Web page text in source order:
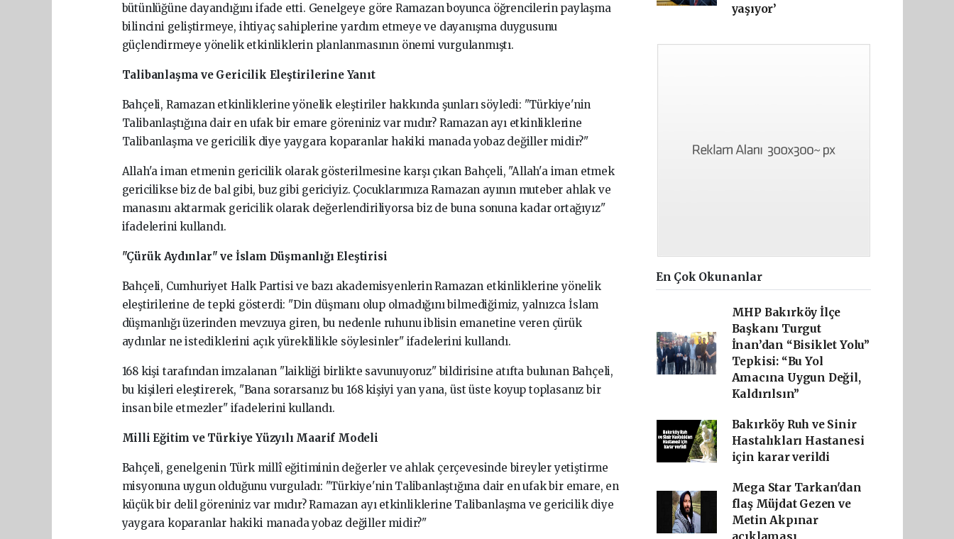
bütünlüğüne dayandığını ifade etti. Genelgeye göre Ramazanboyunca öğrencilerin paylaşma
bilincini geliştirmeye, ihtiyaç sahiplerineyardım etmeyeve dayanışma duygusunu
güçlendirmeyeyönelik etkinliklerin planlanmasının önemi vurgulanmıştı.
Talibanlaşmave Gericilik Eleştirilerine Yanıt
Bahçeli, Ramazan etkinliklerineyönelik eleştiriler hakkında şunları söyledi: "Türkiye'nin
Talibanlaştığına dair en ufakbir emare göreniniz var mıdır? Ramazan ayı etkinliklerine
Talibanlaşmave gericilik diyeyaygarakoparanlar hakiki manadayobaz değiller midir?"
Allah'a iman etmenin gericilik olarak gösterilmesinekarşı çıkanBahçeli, "Allah'a iman etmek
gericiliksebiz debal gibi,buz gibi gericiyiz. ÇocuklarımızaRamazan ayının muteber ahlak ve
manasını aktarmak gericilik olarak değerlendiriliyorsabiz debuna sonunakadar ortağıyız"
ifadelerinikullandı.
"ÇürükAydınlar"ve İslam Düşmanlığı Eleştirisi
Bahçeli, Cumhuriyet Halk Partisivebazı akademisyenlerinRamazan etkinliklerineyönelik
eleştirilerine detepki gösterdi: "Din düşmanı olup olmadığınıbilmediğimiz,yalnızcaİslam
düşmanlığıüzerinden mevzuya giren,bu nedenle ruhunuiblisin emanetine veren çürük
aydınlar neistediklerini açıkyüreklilikle söylesinler" ifadelerinikullandı.
168 kişi tarafından imzalanan "laikliğibirlikte savunuyoruz"bildirisine atıftabulunan Bahçeli,
bu kişileri eleştirerek, "Bana sorarsanızbu 168kişiyiyanyana, üstüstekoyuptoplasanızbir
insanbile etmezler" ifadelerinikullandı.
Milli Eğitimve Türkiye Yüzyılı Maarif Modeli
Bahçeli, genelgenin Türk millî eğitiminin değerler ve ahlak çerçevesindebireyleryetiştirme
misyonuna uygun olduğunu vurguladı: "Türkiye'nin Talibanlaştığına dair enufakbir emare, en
küçükbir delil göreniniz var mıdır?Ramazan ayı etkinliklerine Talibanlaşma ve gericilik diye
yaygara koparanlar hakiki manadayobaz değiller midir?"
yaşıyor’
En Çok Okunanlar
MHP Bakırköy İlçe
Başkanı Turgut
İnan’dan “Bisiklet Yolu”
Tepkisi: “Bu Yol
Amacına Uygun Değil,
Kaldırılsın”
Bakırköy Ruh ve Sinir
Hastalıkları Hastanesi
için karar verildi
Mega Star Tarkan'dan
flaş Müjdat Gezen ve
Metin Akpınar